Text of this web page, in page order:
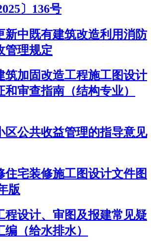
〕136号
新中既有建筑改造利用消防
管理规定
筑加固改造工程施工图设计
审查指南（结构专业）
区公共收益管理的指导意见
住宅装修施工图设计文件图
版
程设计、审图及报建常见疑
（给水排水）